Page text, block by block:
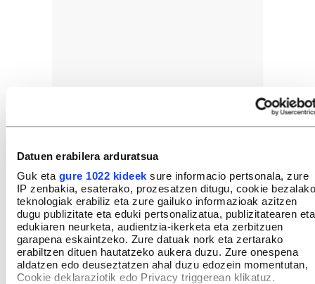
Datuen erabilera arduratsua
Guk eta gure 1022 kideek sure informacio pertsonala, zure
IP zenbakia, esaterako, prozesatzen ditugu, cookie bezalako
teknologiak erabiliz eta zure gailuko informazioak azitzen
dugu publizitate eta eduki pertsonalizatua, publizitatearen eta
edukiaren neurketa, audientzia-ikerketa eta zerbitzuen
garapena eskaintzeko. Zure datuak nork eta zertarako
erabiltzen dituen hautatzeko aukera duzu. Zure onespena
aldatzen edo deuseztatzen ahal duzu edozein momentutan,
Cookie deklaraziotik edo Privacy triggerean klikatuz.